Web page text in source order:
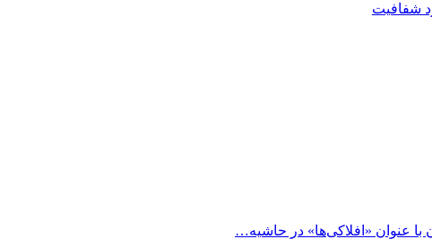
شفافیت
با عنوان «افلاکی‌ها» در حاشیه…